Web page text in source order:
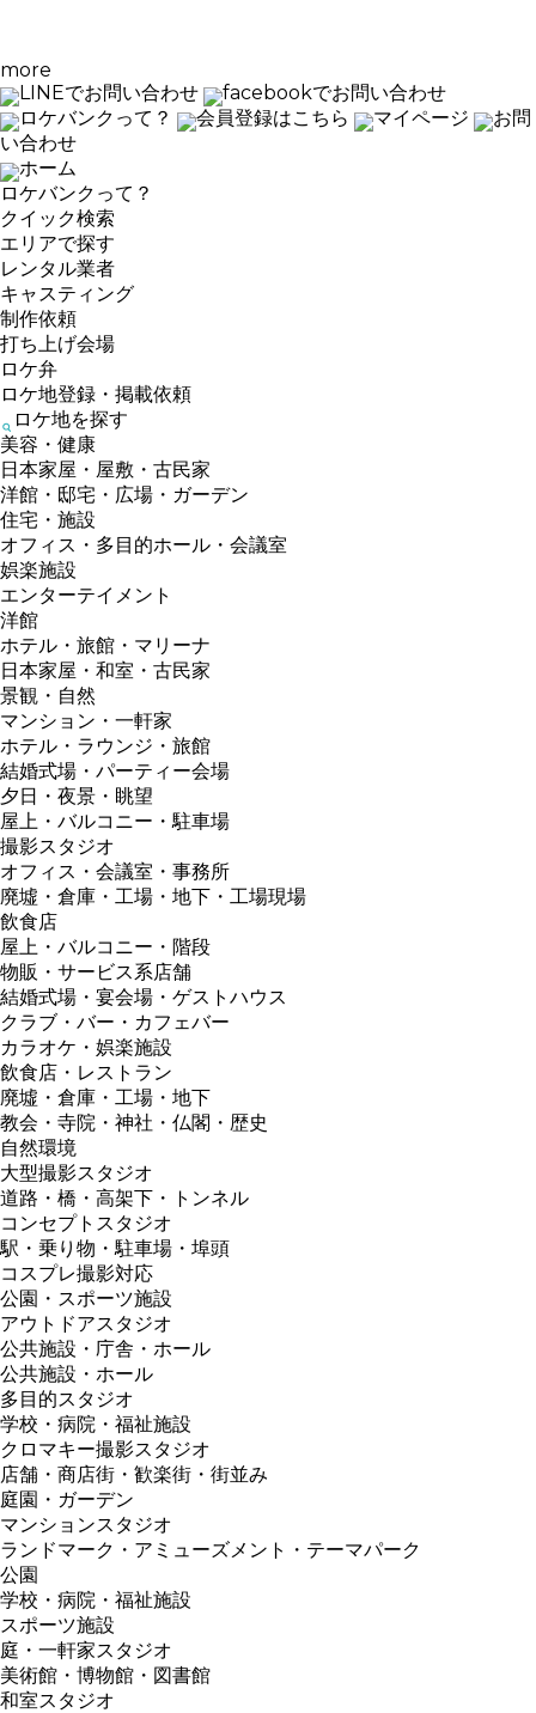
more
LINEでお問い合わせ
facebookでお問い合わせ
ロケバンクって？
会員登録はこちら マイページ
お問
い合わせ
ホーム
ロケバンクって？
クイック検索
エリアで探す
レンタル業者
キャスティング
制作依頼
打ち上げ会場
ロケ弁
ロケ地登録・掲載依頼
ロケ地を探す
美容・健康
日本家屋・屋敷・古民家
洋館・邸宅・広場・ガーデン
住宅・施設
オフィス・多目的ホール・会議室
娯楽施設
エンターテイメント
洋館
ホテル・旅館・マリーナ
日本家屋・和室・古民家
景観・自然
マンション・一軒家
ホテル・ラウンジ・旅館
結婚式場・パーティー会場
夕日・夜景・眺望
屋上・バルコニー・駐車場
撮影スタジオ
オフィス・会議室・事務所
廃墟・倉庫・工場・地下・工場現場
飲食店
屋上・バルコニー・階段
物販・サービス系店舗
結婚式場・宴会場・ゲストハウス
クラブ・バー・カフェバー
カラオケ・娯楽施設
飲食店・レストラン
廃墟・倉庫・工場・地下
教会・寺院・神社・仏閣・歴史
自然環境
大型撮影スタジオ
道路・橋・高架下・トンネル
コンセプトスタジオ
駅・乗り物・駐車場・埠頭
コスプレ撮影対応
公園・スポーツ施設
アウトドアスタジオ
公共施設・庁舎・ホール
公共施設・ホール
多目的スタジオ
学校・病院・福祉施設
クロマキー撮影スタジオ
店舗・商店街・歓楽街・街並み
庭園・ガーデン
マンションスタジオ
ランドマーク・アミューズメント・テーマパーク
公園
学校・病院・福祉施設
スポーツ施設
庭・一軒家スタジオ
美術館・博物館・図書館
和室スタジオ